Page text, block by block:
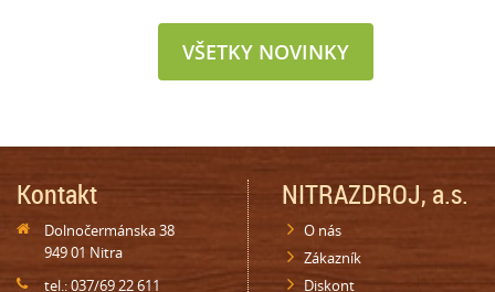
VŠETKY NOVINKY
Kontakt
Dolnočermánska 38
949 01 Nitra
tel.: 037/69 22 611
NITRAZDROJ, a.s.
O nás
Zákazník
Diskont